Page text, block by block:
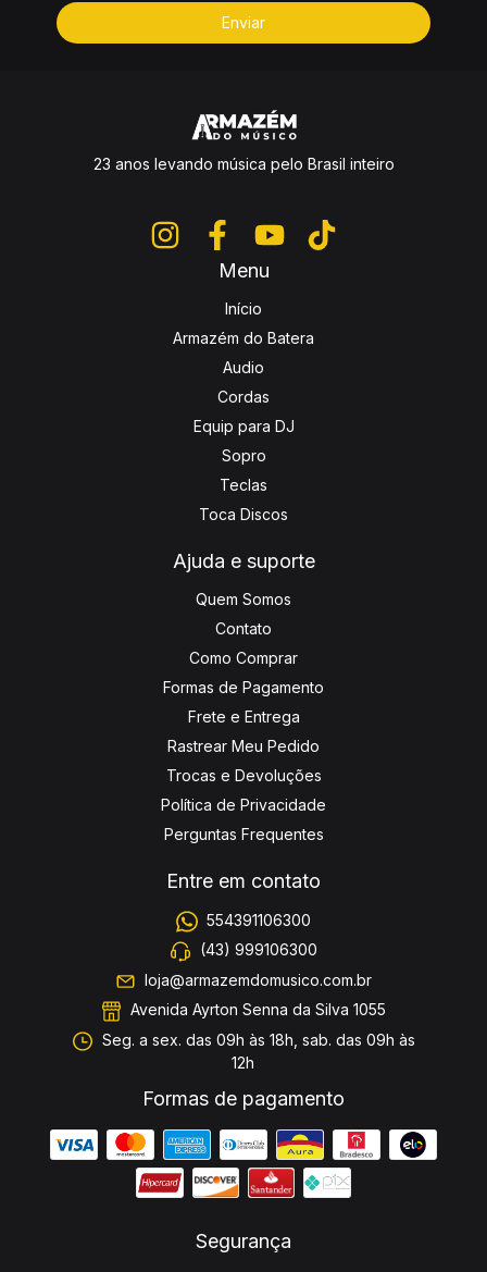
23 anos levando música pelo Brasil inteiro
Menu
Início
Armazém do Batera
Audio
Cordas
Equip para DJ
Sopro
Teclas
Toca Discos
Ajuda e suporte
Quem Somos
Contato
Como Comprar
Formas de Pagamento
Frete e Entrega
Rastrear Meu Pedido
Trocas e Devoluções
Política de Privacidade
Perguntas Frequentes
Entre em contato
554391106300
(43) 999106300
loja@armazemdomusico.com.br
Avenida Ayrton Senna da Silva 1055
Seg. a sex. das 09h às 18h, sab. das 09h às
12h
Formas de pagamento
Segurança